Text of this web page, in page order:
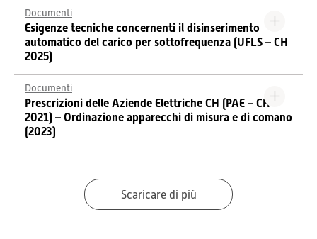
Documenti
Esigenze tecniche concernenti il disinserimento
automatico del carico per sottofrequenza (UFLS – CH
2025)
Documenti
Prescrizioni delle Aziende Elettriche CH (PAE – CH
2021) – Ordinazione apparecchi di misura e di comano
(2023)
Scaricare di più